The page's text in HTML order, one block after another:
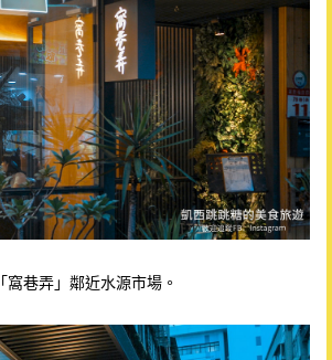
「窩巷弄」鄰近水源市場。